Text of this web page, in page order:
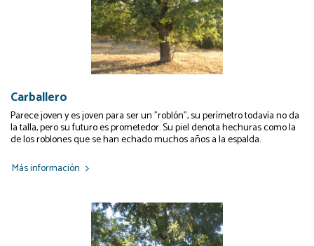
Carballero
Parece joven y es joven para ser un "roblón", su perímetro todavía no da
la talla, pero su futuro es prometedor. Su piel denota hechuras como la
de los roblones que se han echado muchos años a la espalda.
Más información